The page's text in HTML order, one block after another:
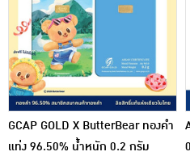
GCAP GOLD X ButterBear ทองคำ
แท่ง 96.50% น้ำหนัก 0.2 กรัม